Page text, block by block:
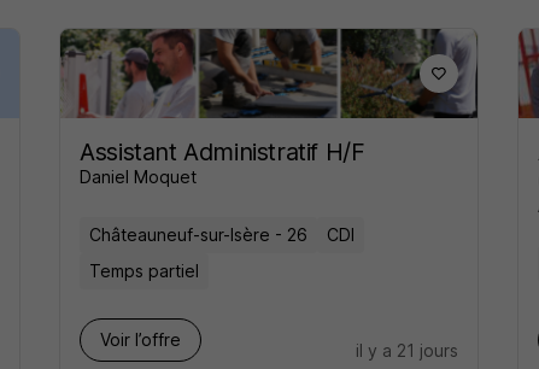
Assistant Administratif H/F
Daniel Moquet
Châteauneuf-sur-Isère - 26
CDI
Temps partiel
Voir l’offre
il y a 21 jours